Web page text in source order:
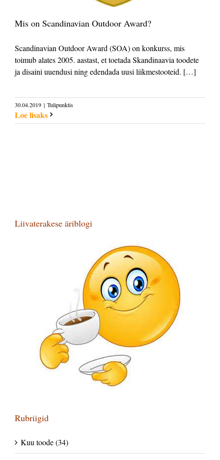
Mis on Scandinavian Outdoor Award?
Scandinavian Outdoor Award (SOA) on konkurss, mis
toimub alates 2005. aastast, et toetada Skandinaavia toodete
ja disaini uuendusi ning edendada uusi liikmestooteid. […]
30.04.2019 | Tulipunktis
Loe lisaks
Liivaterakese äriblogi
Rubriigid
Kuu toode (34)